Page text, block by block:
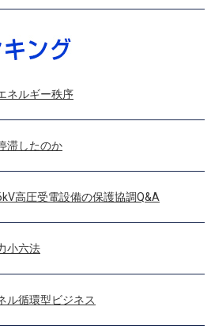
ネルギー秩序
滞したのか
高圧受電設備の保護協調Q&A
小六法
循環型ビジネス